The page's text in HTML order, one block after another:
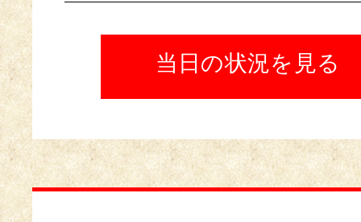
当日の状況を見る